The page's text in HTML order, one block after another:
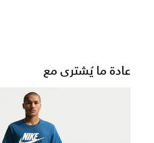
عادة ما يُشترى مع